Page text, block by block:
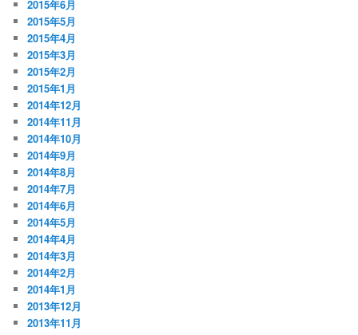
2015年6月
2015年5月
2015年4月
2015年3月
2015年2月
2015年1月
2014年12月
2014年11月
2014年10月
2014年9月
2014年8月
2014年7月
2014年6月
2014年5月
2014年4月
2014年3月
2014年2月
2014年1月
2013年12月
2013年11月